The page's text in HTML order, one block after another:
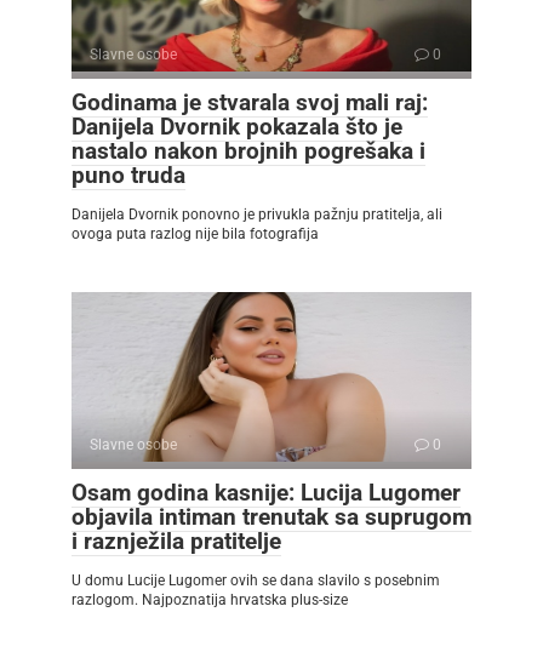
Slavne osobe 0
Godinama je stvarala svoj mali raj:
Danijela Dvornik pokazala što je
nastalo nakon brojnih pogrešaka i
puno truda
Danijela Dvornik ponovno je privukla pažnju pratitelja, ali
ovoga puta razlog nije bila fotografija
Slavne osobe 0
Osam godina kasnije: Lucija Lugomer
objavila intiman trenutak sa suprugom
i raznježila pratitelje
U domu Lucije Lugomer ovih se dana slavilo s posebnim
razlogom. Najpoznatija hrvatska plus-size